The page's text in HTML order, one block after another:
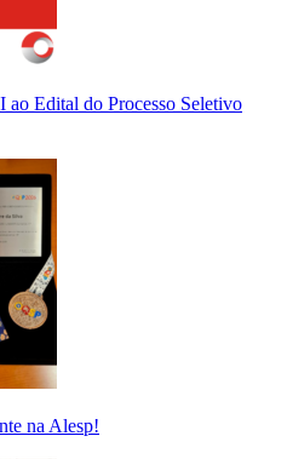
Edital do Processo Seletivo
na Alesp!